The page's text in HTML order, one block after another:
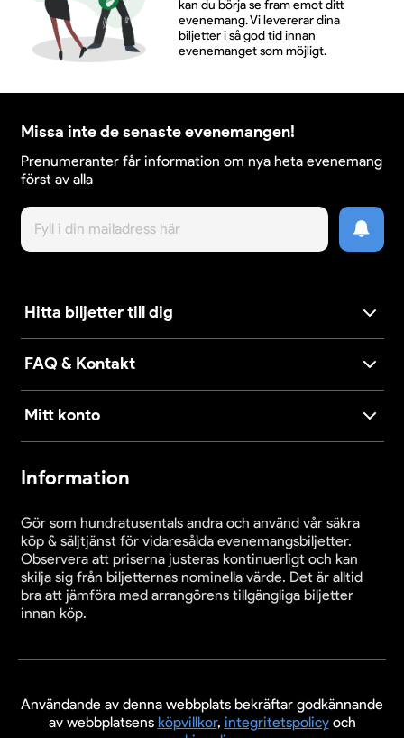
kan du börja se fram emot ditt
evenemang. Vi levererar dina
biljetter i så god tid innan
evenemanget som möjligt.
Missa inte de senaste evenemangen!
Prenumeranter får information om nya heta evenemang
först av alla
Hitta biljetter till dig
FAQ & Kontakt
Mitt konto
Information
Gör som hundratusentals andra och använd vår säkra
köp & säljtjänst för vidaresålda evenemangsbiljetter.
Observera att priserna justeras kontinuerligt och kan
skilja sig från biljetternas nominella värde. Det är alltid
bra att jämföra med arrangörens tillgängliga biljetter
innan köp.
Användande av denna webbplats bekräftar godkännande
av webbplatsens köpvillkor, integritetspolicyoch